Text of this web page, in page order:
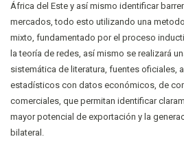
África del Este y así mismo identificar
mercados, todo esto utilizando una
mixto, fundamentado por el proceso
la teoría de redes, así mismo se realizará
sistemática de literatura, fuentes oficiales,
estadísticos con datos económicos, de
comerciales, que permitan identificar
mayor potencial de exportación y la
bilateral.